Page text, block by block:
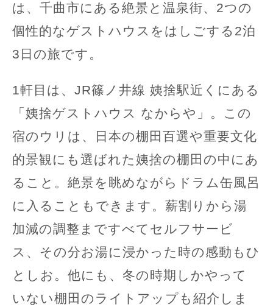
は、千曲市にある絶景と温泉街、2つの
個性的なゲストハウスをはしごする2泊
3日の旅です。
1軒目は、JR篠ノ井線 姨捨駅近くにある
「姨捨ゲストハウス なからや」。この
宿のウリは、日本の棚田百選や重要文化
的景観にも選ばれた姨捨の棚田の中にあ
ること。絶景を眺めながらドラム缶風呂
に入ることもできます。薪割りから湯
加減の調整まですべてセルフサービ
ス、その分お湯に浸かった時の感動もひ
としお。他にも、冬の時期しかやって
いない棚田のライトアップも紹介しま